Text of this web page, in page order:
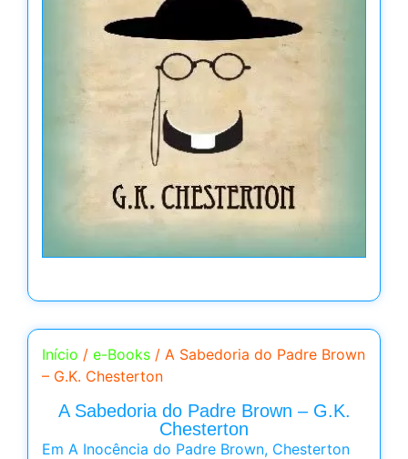
Início / e-Books / A Sabedoria do Padre Brown
– G.K. Chesterton
A Sabedoria do Padre Brown – G.K.
Chesterton
Em A Inocência do Padre Brown, Chesterton